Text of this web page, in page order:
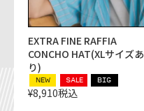
EXTRA FINE RAFFIA
CONCHO HAT(XLサイズあ
り)
NEW SALE BIG
¥8,910税込